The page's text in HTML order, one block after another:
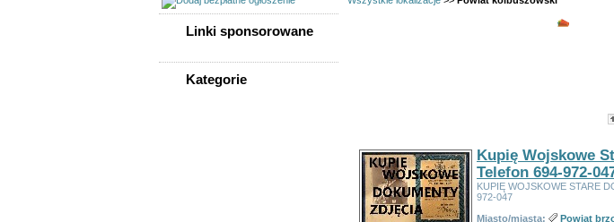
Linki sponsorowane
Kategorie
Kupię Wojskowe
Telefon 694-972-
KUPIĘ WOJSKOWE STARE
972-047
Miasto/miasta:
Powiat